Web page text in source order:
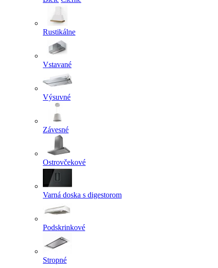
Rustikálne
Vstavané
Výsuvné
Závesné
Ostrovčekové
Varná doska s digestorom
Podskrinkové
Stropné